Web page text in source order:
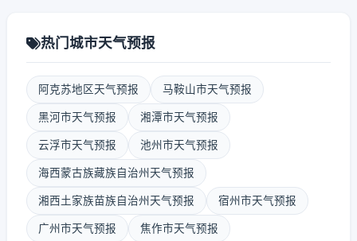
热门城市天气预报
阿克苏地区天气预报 马鞍山市天气预报
黑河市天气预报 湘潭市天气预报
云浮市天气预报 池州市天气预报
海西蒙古族藏族自治州天气预报
湘西土家族苗族自治州天气预报 宿州市天气预报
广州市天气预报 焦作市天气预报